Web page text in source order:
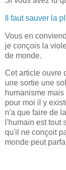
Il faut sauver la
Vous en
je conçois la
de monde.
Cet article ouvre
une sortie une
humanisme
pour moi il y
n'a que faire de
l'humain est tout
qu'il ne conçoit
monde peut